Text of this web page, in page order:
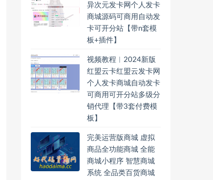
异次元发卡网个人发卡
商城源码可商用自动发
卡可开分站【带n套模
板+插件】
视频教程︱2024新版
红盟云卡红盟云发卡网
个人发卡商城自动发卡
可商用可开分站多级分
销代理【带3套付费模
板】
完美运营版商城 虚拟
商品全功能商城 全能
商城小程序 智慧商城
系统 全品类百货商城